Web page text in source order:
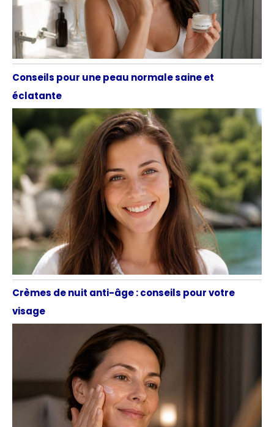
Conseils pour une peau normale saine et
éclatante
Crèmes de nuit anti-âge : conseils pour votre
visage